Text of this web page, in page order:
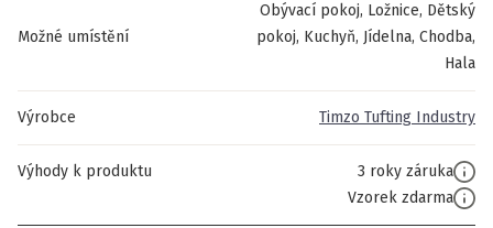
Možné umístění
Obývací pokoj, Ložnice, Dětský
pokoj, Kuchyň, Jídelna, Chodba,
Hala
Výrobce Timzo Tufting Industry
Výhody k produktu
3 roky záruka
Vzorek zdarma